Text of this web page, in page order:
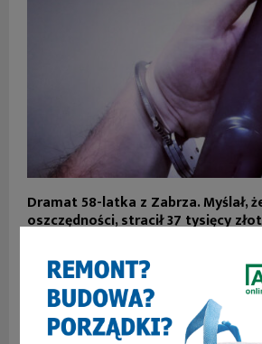
Dramat 58-latka z Zabrza. Myślał,
oszczędności, stracił 37 tysięcy
SKOMENTUJ